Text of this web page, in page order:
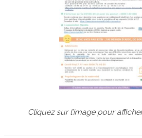
Cliquez sur l’image pour